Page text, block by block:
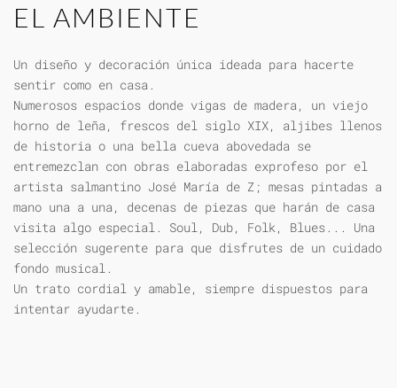
EL AMBIENTE
Un diseño y decoración única ideada para hacerte
sentir como en casa.
Numerosos espacios donde vigas de madera, un viejo
horno de leña, frescos del siglo XIX, aljibes llenos
de historia o una bella cueva abovedada se
entremezclan con obras elaboradas exprofeso por el
artista salmantino José María de Z; mesas pintadas a
mano una a una, decenas de piezas que harán de casa
visita algo especial. Soul, Dub, Folk, Blues... Una
selección sugerente para que disfrutes de un cuidado
fondo musical.
Un trato cordial y amable, siempre dispuestos para
intentar ayudarte.